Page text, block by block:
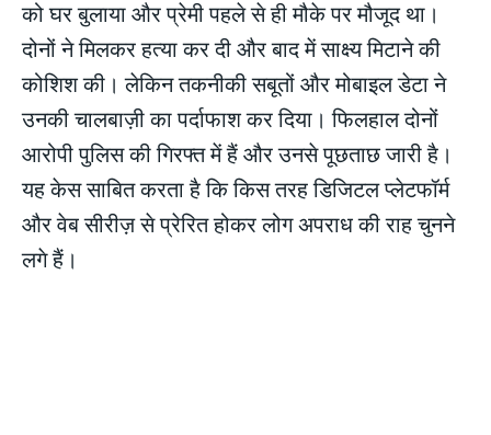
को घर बुलाया और प्रेमी पहले से ही मौके पर मौजूद था।
दोनों ने मिलकर हत्या कर दी और बाद में साक्ष्य मिटाने की
कोशिश की। लेकिन तकनीकी सबूतों और मोबाइल डेटा ने
उनकी चालबाज़ी का पर्दाफाश कर दिया। फिलहाल दोनों
आरोपी पुलिस की गिरफ्त में हैं और उनसे पूछताछ जारी है।
यह केस साबित करता है कि किस तरह डिजिटल प्लेटफॉर्म
और वेब सीरीज़ से प्रेरित होकर लोग अपराध की राह चुनने
लगे हैं।